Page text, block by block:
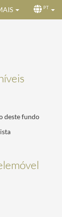
PT
deste fundo